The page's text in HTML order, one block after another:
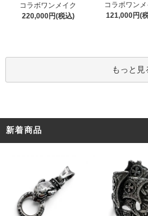
コラボワンメイク
220,000円(税込)
コラボワンメ
121,000円(
もっと見
新着商品